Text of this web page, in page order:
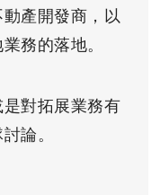
產開發商，以
務的落地。
對拓展業務有
論。